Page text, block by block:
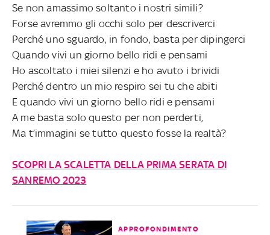
Se non amassimo soltanto i nostri simili?
Forse avremmo gli occhi solo per descriverci
Perché uno sguardo, in fondo, basta per dipingerci
Quando vivi un giorno bello ridi e pensami
Ho ascoltato i miei silenzi e ho avuto i brividi
Perché dentro un mio respiro sei tu che abiti
E quando vivi un giorno bello ridi e pensami
A me basta solo questo per non perderti,
Ma t’immagini se tutto questo fosse la realtà?
SCOPRI LA SCALETTA DELLA PRIMA SERATA DI
SANREMO 2023
APPROFONDIMENTO